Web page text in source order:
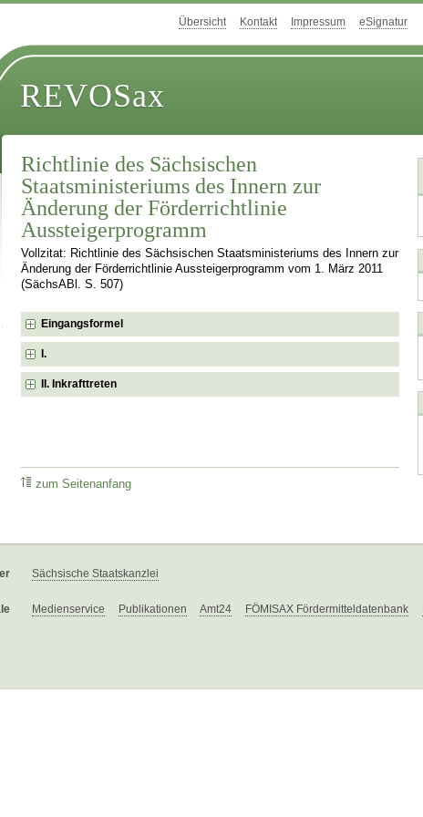
Übersicht Kontakt Impressum eSignatur
REVOSax
Richtlinie des Sächsischen
Staatsministeriums des Innern zur
Änderung der Förderrichtlinie
Aussteigerprogramm
Vollzitat: Richtlinie des Sächsischen Staatsministeriums des Innern zur
Änderung der Förderrichtlinie Aussteigerprogramm vom 1. März 2011
(SächsABl. S. 507)
Eingangsformel
I.
II. Inkrafttreten
zum Seitenanfang
Sächsische Staatskanzlei
Medienservice Publikationen Amt24 FÖMISAX Fördermitteldatenbank